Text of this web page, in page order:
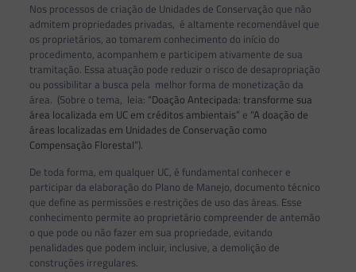
Nos processos de criação de Unidades de Conservação que não
admitem propriedades privadas, é altamente recomendável que
os proprietários, ao tomarem conhecimento do início do
procedimento, acompanhem e participem ativamente de sua
tramitação. Essa atuação pode reduzir o risco de desapropriação
ou possibilitar a busca pela melhor forma de monetização da
área. (Sobre o tema, leia: “Doação Antecipada: transforme sua
área localizada em UC em créditos ambientais” e “A doação de
áreas localizadas em Unidades de Conservação como
Compensação Florestal”).
De toda forma, em qualquer UC, é fundamental conhecer e
participar da elaboração do Plano de Manejo, documento técnico
que define as permissões e restrições de uso das áreas. Esse
conhecimento permite ao proprietário compreender de antemão
o que pode ou não fazer em sua propriedade, evitando
penalidades que podem incluir, inclusive, a demolição de
construções irregulares.